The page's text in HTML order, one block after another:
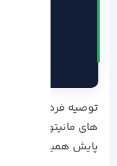
پایش همیشگی